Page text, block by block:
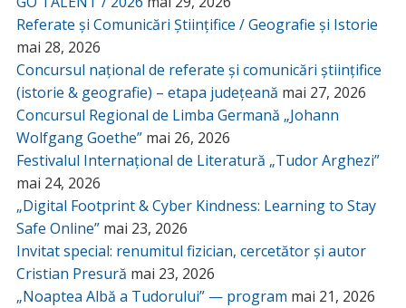
Referate și Comunicări Științifice / Geografie și Istorie
mai 28, 2026
Concursul național de referate și comunicări științifice
(istorie & geografie) – etapa județeană mai 27, 2026
Concursul Regional de Limba Germană „Johann
Wolfgang Goethe” mai 26, 2026
Festivalul Internațional de Literatură „Tudor Arghezi”
mai 24, 2026
„Digital Footprint & Cyber Kindness: Learning to Stay
Safe Online” mai 23, 2026
Invitat special: renumitul fizician, cercetător și autor
Cristian Presură mai 23, 2026
„Noaptea Albă a Tudorului” — program mai 21, 2026